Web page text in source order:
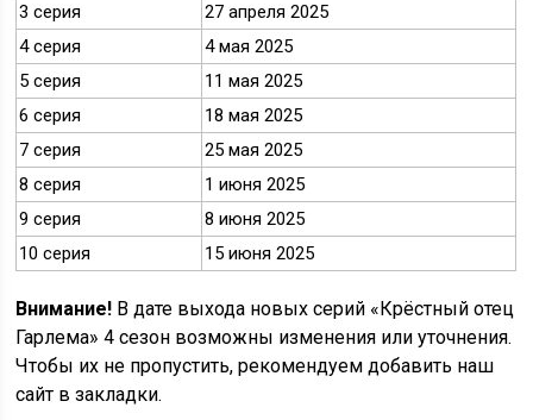
3 серия
27 апреля 2025
4 серия
4 мая 2025
5 серия
11 мая 2025
6 серия
18 мая 2025
7 серия
25 мая 2025
8 серия
1 июня 2025
9 серия
8 июня 2025
10 серия
15 июня 2025
Внимание! В дате выхода новых серий «Крёстный отец
Гарлема» 4 сезон возможны изменения или уточнения.
Чтобы их не пропустить, рекомендуем добавить наш
сайт в закладки.